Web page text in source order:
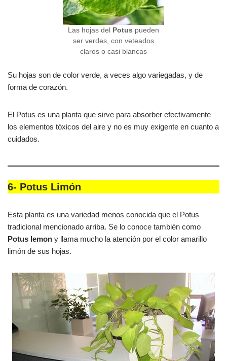
Las hojas del Potus pueden
ser verdes, con veteados
claros o casi blancas
Su hojas son de color verde, a veces algo variegadas, y de
forma de corazón.
El Potus es una planta que sirve para absorber efectivamente
los elementos tóxicos del aire y no es muy exigente en cuanto a
cuidados.
6- Potus Limón
Esta planta es una variedad menos conocida que el Potus
tradicional mencionado arriba. Se lo conoce también como
Potus lemon y llama mucho la atención por el color amarillo
limón de sus hojas.